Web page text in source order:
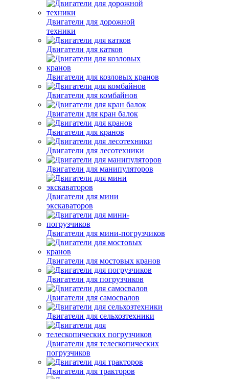
Двигатели для дорожной
техники
Двигатели для катков
Двигатели для козловых кранов
Двигатели для комбайнов
Двигатели для кран балок
Двигатели для кранов
Двигатели для лесотехники
Двигатели для манипуляторов
Двигатели для мини
экскаваторов
Двигатели для мини-погрузчиков
Двигатели для мостовых кранов
Двигатели для погрузчиков
Двигатели для самосвалов
Двигатели для сельхозтехники
Двигатели для телескопических
погрузчиков
Двигатели для тракторов